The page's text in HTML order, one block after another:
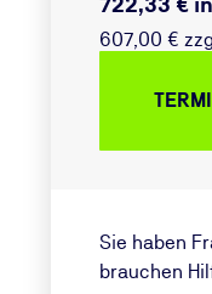
607,00 €
Sie haben
brauchen